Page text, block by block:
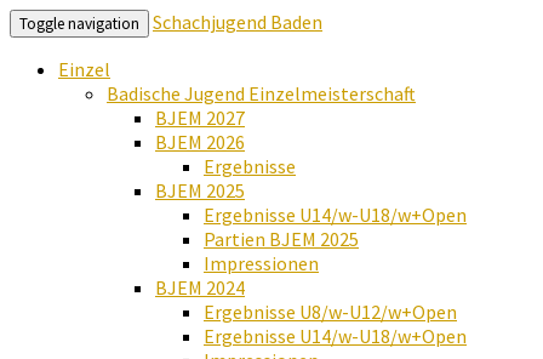
Toggle navigation
Schachjugend Baden
Einzel
Badische Jugend Einzelmeisterschaft
BJEM 2027
BJEM 2026
Ergebnisse
BJEM 2025
Ergebnisse U14/w-U18/w+Open
Partien BJEM 2025
Impressionen
BJEM 2024
Ergebnisse U8/w-U12/w+Open
Ergebnisse U14/w-U18/w+Open